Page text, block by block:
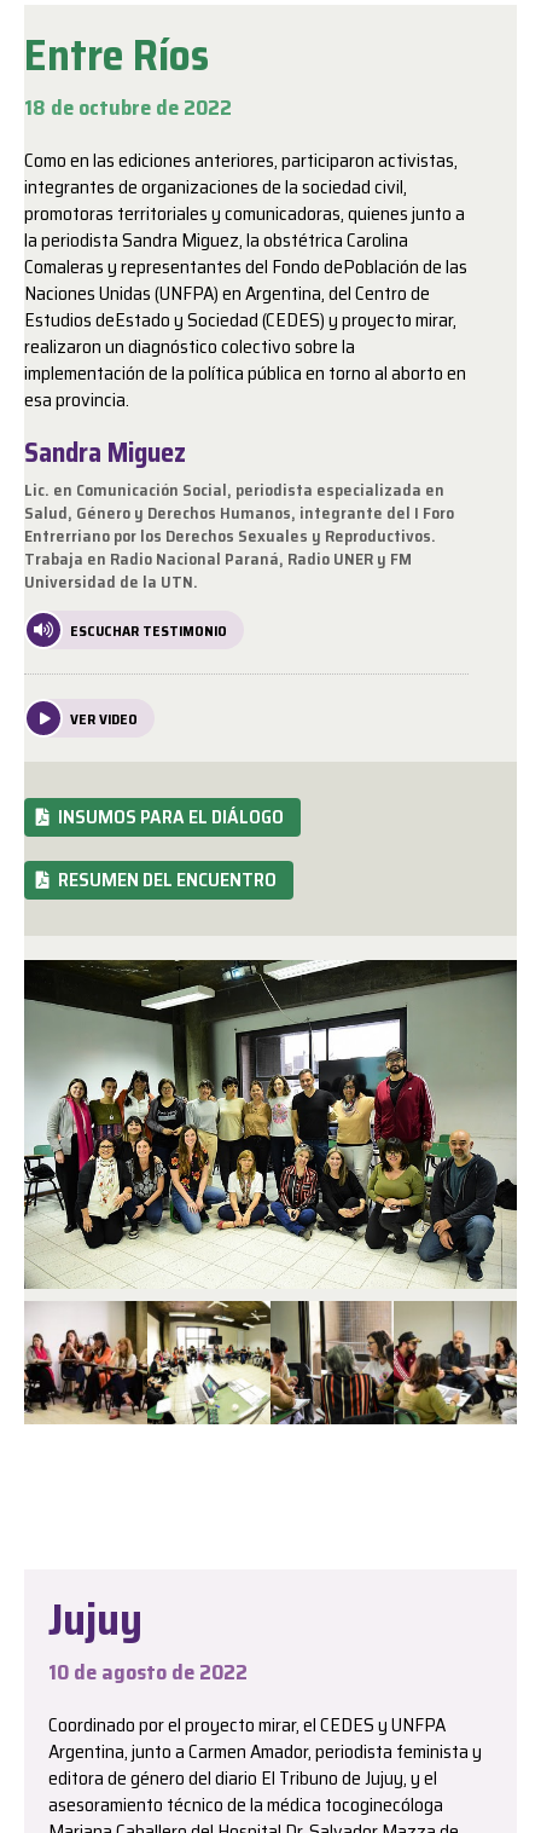
Entre Ríos
18 de octubre de 2022
Como en las ediciones anteriores, participaron activistas,
integrantes de organizaciones de la sociedad civil,
promotoras territoriales y comunicadoras, quienes junto a
la periodista Sandra Miguez, la obstétrica Carolina
Comaleras y representantes del Fondo dePoblación de las
Naciones Unidas (UNFPA) en Argentina, del Centro de
Estudios deEstado y Sociedad (CEDES) y proyecto mirar,
realizaron un diagnóstico colectivo sobre la
implementación de la política pública en torno al aborto en
esa provincia.
Sandra Miguez
Lic. en Comunicación Social, periodista especializada en
Salud, Género y Derechos Humanos, integrante del I Foro
Entrerriano por los Derechos Sexuales y Reproductivos.
Trabaja en Radio Nacional Paraná, Radio UNER y FM
Universidad de la UTN.
ESCUCHAR TESTIMONIO
VER VIDEO
INSUMOS PARA EL DIÁLOGO
RESUMEN DEL ENCUENTRO
Jujuy
10 de agosto de 2022
Coordinado por el proyecto mirar, el CEDES y UNFPA
Argentina, junto a Carmen Amador, periodista feminista y
editora de género del diario El Tribuno de Jujuy, y el
asesoramiento técnico de la médica tocoginecóloga